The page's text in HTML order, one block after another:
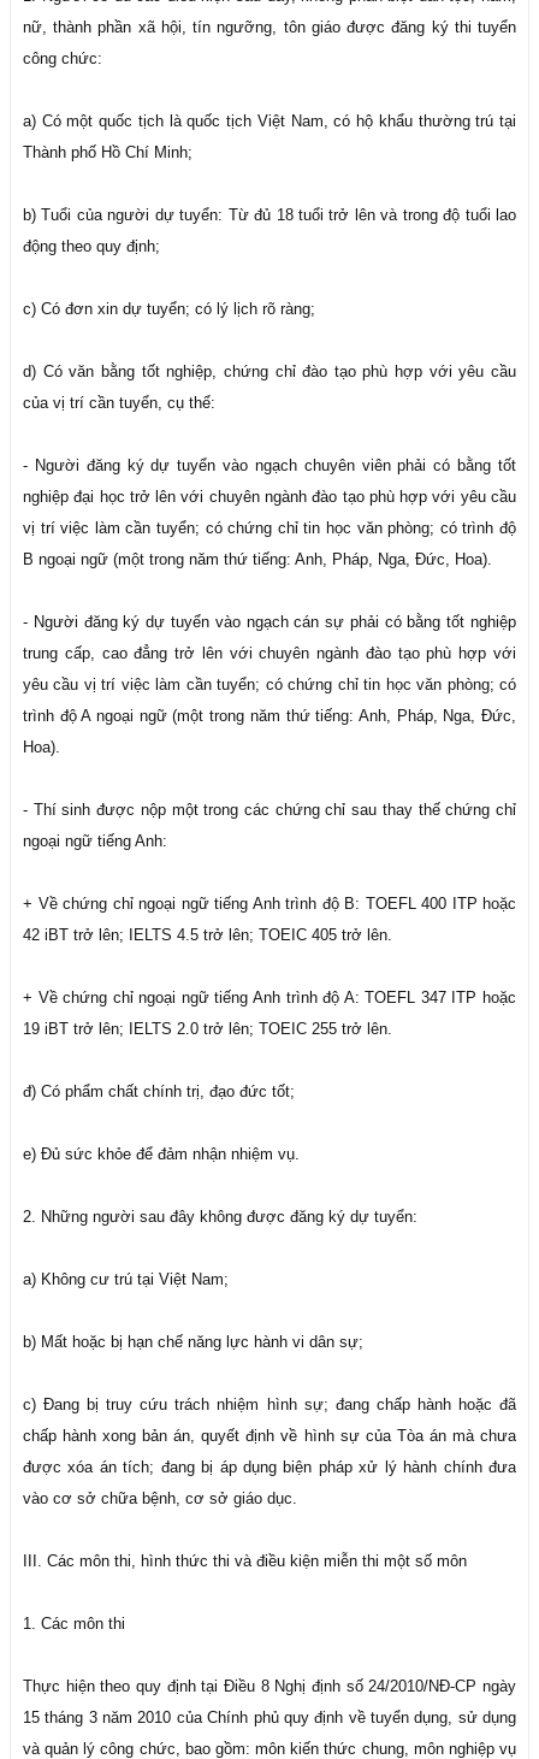
nữ, thành phần xã hội, tín ngưỡng, tôn giáo được đăng ký thi tuyển
công chức:
a) Có một quốc tịch là quốc tịch Việt Nam, có hộ khẩu thường trú tại
Thành phố Hồ Chí Minh;
b) Tuổi của người dự tuyển: Từ đủ 18 tuổi trở lên và trong độ tuổi lao
động theo quy định;
c) Có đơn xin dự tuyển; có lý lịch rõ ràng;
d) Có văn bằng tốt nghiệp, chứng chỉ đào tạo phù hợp với yêu cầu
của vị trí cần tuyển, cụ thể:
- Người đăng ký dự tuyển vào ngạch chuyên viên phải có bằng tốt
nghiệp đại học trở lên với chuyên ngành đào tạo phù hợp với yêu cầu
vị trí việc làm cần tuyển; có chứng chỉ tin học văn phòng; có trình độ
B ngoại ngữ (một trong năm thứ tiếng: Anh, Pháp, Nga, Đức, Hoa).
- Người đăng ký dự tuyển vào ngạch cán sự phải có bằng tốt nghiệp
trung cấp, cao đẳng trở lên với chuyên ngành đào tạo phù hợp với
yêu cầu vị trí việc làm cần tuyển; có chứng chỉ tin học văn phòng; có
trình độ A ngoại ngữ (một trong năm thứ tiếng: Anh, Pháp, Nga, Đức,
Hoa).
- Thí sinh được nộp một trong các chứng chỉ sau thay thế chứng chỉ
ngoại ngữ tiếng Anh:
+ Về chứng chỉ ngoại ngữ tiếng Anh trình độ B: TOEFL 400 ITP hoặc
42 iBT trở lên; IELTS 4.5 trở lên; TOEIC 405 trở lên.
+ Về chứng chỉ ngoại ngữ tiếng Anh trình độ A: TOEFL 347 ITP hoặc
19 iBT trở lên; IELTS 2.0 trở lên; TOEIC 255 trở lên.
đ) Có phẩm chất chính trị, đạo đức tốt;
e) Đủ sức khỏe để đảm nhận nhiệm vụ.
2. Những người sau đây không được đăng ký dự tuyển:
a) Không cư trú tại Việt Nam;
b) Mất hoặc bị hạn chế năng lực hành vi dân sự;
c) Đang bị truy cứu trách nhiệm hình sự; đang chấp hành hoặc đã
chấp hành xong bản án, quyết định về hình sự của Tòa án mà chưa
được xóa án tích; đang bị áp dụng biện pháp xử lý hành chính đưa
vào cơ sở chữa bệnh, cơ sở giáo dục.
III. Các môn thi, hình thức thi và điều kiện miễn thi một số môn
1. Các môn thi
Thực hiện theo quy định tại Điều 8 Nghị định số 24/2010/NĐ-CP ngày
15 tháng 3 năm 2010 của Chính phủ quy định về tuyển dụng, sử dụng
và quản lý công chức, bao gồm: môn kiến thức chung, môn nghiệp vụ